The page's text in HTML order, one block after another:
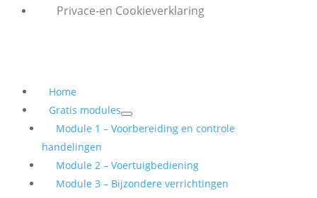
Privace-en Cookieverklaring
Home
Gratis modules
Module 1 – Voorbereiding en controle
handelingen
Module 2 – Voertuigbediening
Module 3 – Bijzondere verrichtingen